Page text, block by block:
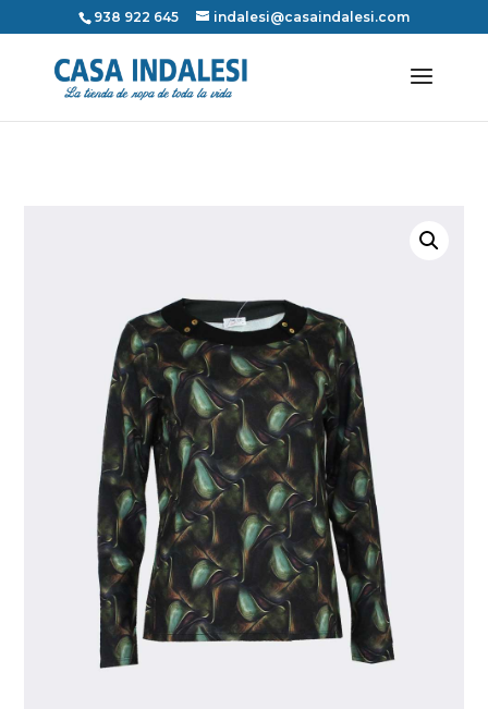
938 922 645 indalesi@casaindalesi.com